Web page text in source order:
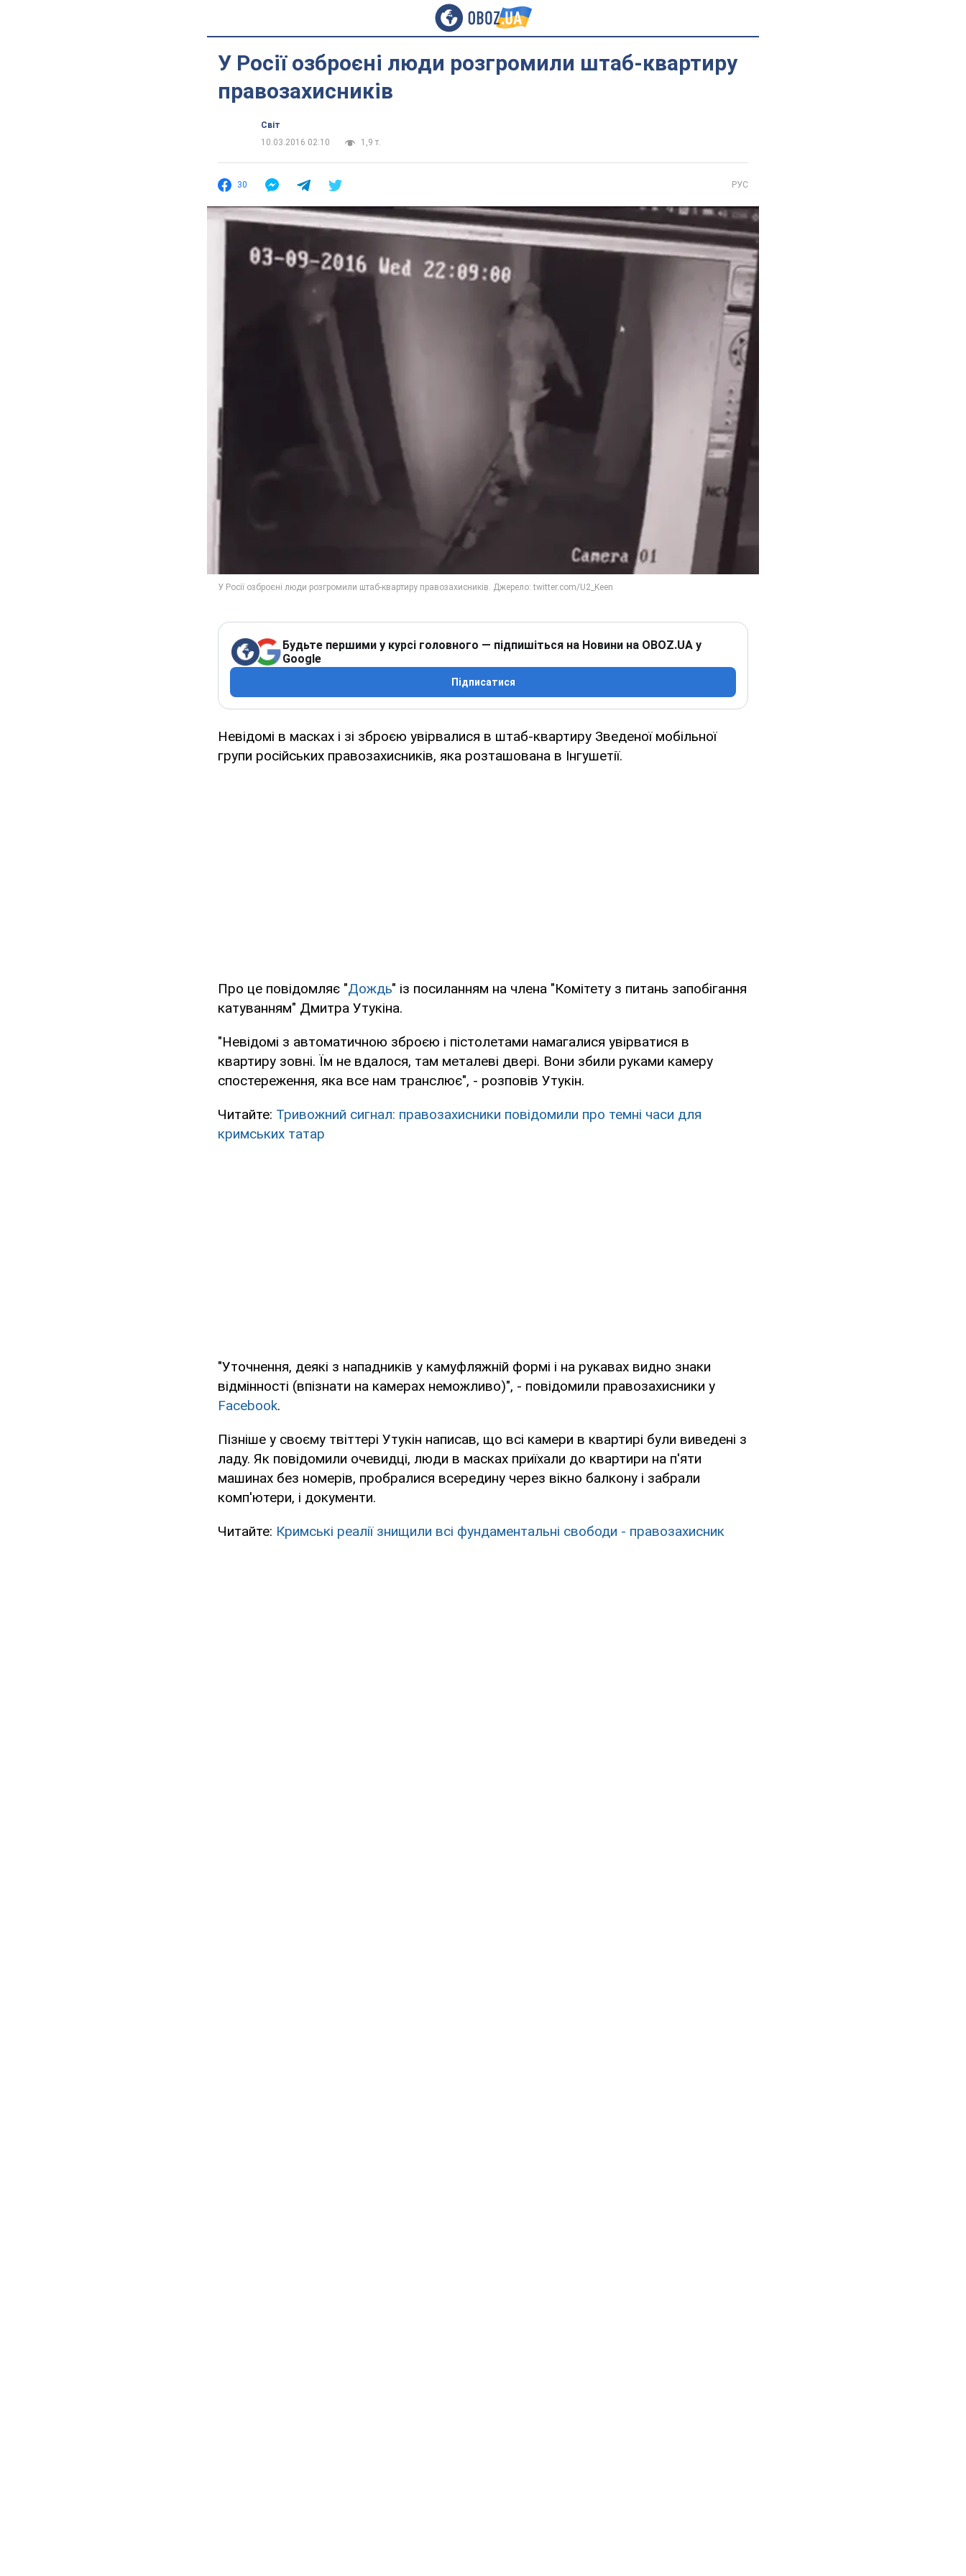
У Росії озброєні люди розгромили штаб-квартиру
правозахисників
Світ
10.03.2016 02:10
1,9 т.
30 РУС
Будьте першими у курсі головного — підпишіться на Новини на OBOZ.UA у
Google
Підписатися
Невідомі в масках і зі зброєю увірвалися в штаб-квартиру Зведеної мобільної
групи російських правозахисників, яка розташована в Інгушетії.
Про це повідомляє "Дождь" із посиланням на члена "Комітету з питань запобігання
катуванням" Дмитра Утукіна.
"Невідомі з автоматичною зброєю і пістолетами намагалися увірватися в
квартиру зовні. Їм не вдалося, там металеві двері. Вони збили руками камеру
спостереження, яка все нам транслює", - розповів Утукін.
Читайте: Тривожний сигнал: правозахисники повідомили про темні часи для
кримських татар
"Уточнення, деякі з нападників у камуфляжній формі і на рукавах видно знаки
відмінності (впізнати на камерах неможливо)", - повідомили правозахисники у
Facebook.
Пізніше у своєму твіттері Утукін написав, що всі камери в квартирі були виведені з
ладу. Як повідомили очевидці, люди в масках приїхали до квартири на п'яти
машинах без номерів, пробралися всередину через вікно балкону і забрали
комп'ютери, і документи.
Читайте: Кримські реалії знищили всі фундаментальні свободи - правозахисник